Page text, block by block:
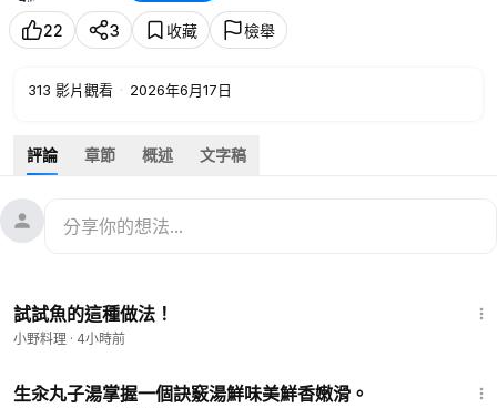
22 3 收藏 檢舉
313 影片觀看 · 2026年6月17日
評論 章節 概述 文字稿
試試魚的這種做法！
小野料理 · 4小時前
生汆丸子湯掌握一個訣竅湯鮮味美鮮香嫩滑。